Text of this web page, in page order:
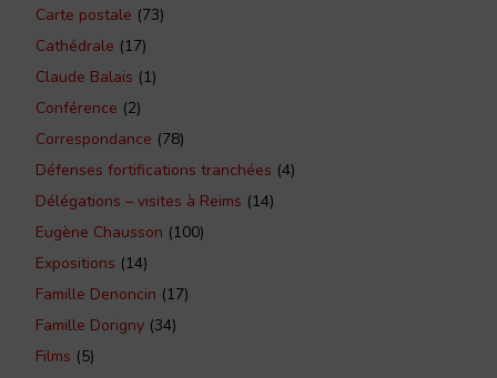
Carte postale (73)
Cathédrale (17)
Claude Balais (1)
Conférence (2)
Correspondance (78)
Défenses fortifications tranchées (4)
Délégations – visites à Reims (14)
Eugène Chausson (100)
Expositions (14)
Famille Denoncin (17)
Famille Dorigny (34)
Films (5)